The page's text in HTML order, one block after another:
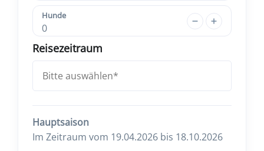
Hunde
0
Reisezeitraum
Hauptsaison
Im Zeitraum vom 19.04.2026 bis 18.10.2026